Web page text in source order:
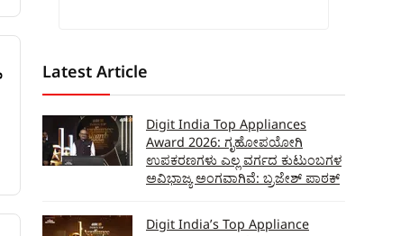
Latest Article
Digit India Top Appliances
Award 2026: ಗೃಹೋಪಯೋಗಿ
ಉಪಕರಣಗಳು ಎಲ್ಲ ವರ್ಗದ ಕುಟುಂಬಗಳ
ಅವಿಭಾಜ್ಯ ಅಂಗವಾಗಿವೆ: ಬ್ರಜೇಶ್ ಪಾಠಕ್
Digit India’s Top Appliance